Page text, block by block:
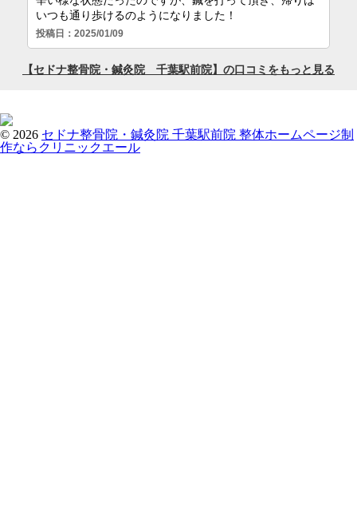
© 2026 セドナ整骨院・鍼灸院 千葉駅前院 整体ホームページ制
作ならクリニックエール